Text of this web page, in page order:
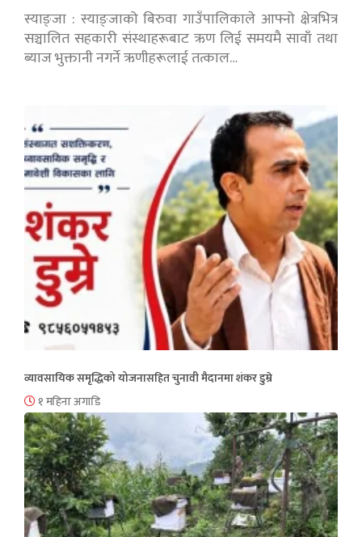
स्याङ्जा : स्याङ्जाको बिरुवा गाउँपालिकाले आफ्नो क्षेत्रभित्र
सञ्चालित सहकारी संस्थाहरूबाट ऋण लिई समयमै सावाँ तथा
ब्याज भुक्तानी नगर्ने ऋणीहरूलाई तत्काल…
व्यावसायिक समृद्धिको योजनासहित चुनावी मैदानमा शंकर डुम्रे
१ महिना अगाडि